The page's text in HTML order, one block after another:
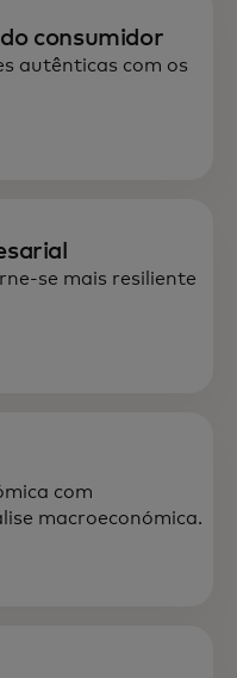
dados,
crescimento e a
consumidor
autênticas com os
se mais resiliente
com
macroeconómica.